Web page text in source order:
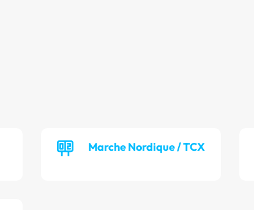
Marche Nordique / TCX